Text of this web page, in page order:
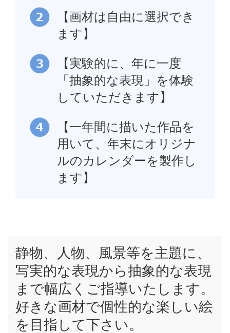
【画材は自由に選択でき
ます】
【実験的に、年に一度
「抽象的な表現」を体験
していただきます】
【一年間に描いた作品を
用いて、年末にオリジナ
ルのカレンダーを製作し
ます】
静物、人物、風景等を主題に、
写実的な表現から抽象的な表現
まで幅広くご指導いたします。
好きな画材で個性的な楽しい絵
を目指して下さい。